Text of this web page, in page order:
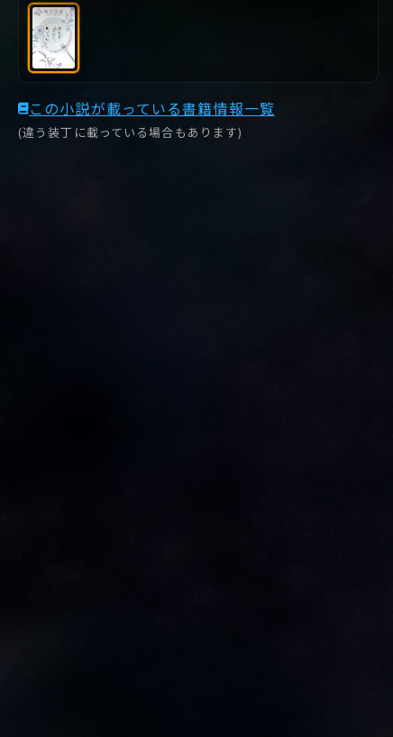
この小説が載っている書籍情報一覧
(違う装丁に載っている場合もあります)